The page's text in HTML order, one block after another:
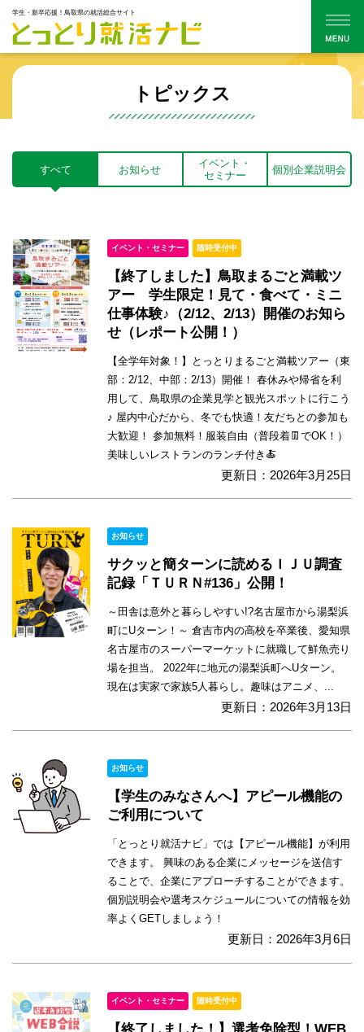
学生・新卒応援！鳥取県の就活総合サイト
トピックス
すべて お知らせ
イベント・
セミナー
個別企業説明会
イベント・セミナー 随時受付中
【終了しました】鳥取まるごと満載ツ
アー 学生限定！見て・食べて・ミニ
仕事体験♪（2/12、2/13）開催のお知ら
せ（レポート公開！）
【全学年対象！】とっとりまるごと満載ツアー（東
部：2/12、中部：2/13）開催！ 春休みや帰省を利
用して、鳥取県の企業見学と観光スポットに行こう
♪ 屋内中心だから、冬でも快適！友だちとの参加も
大歓迎！ 参加無料！服装自由（普段着👖でOK！）
美味しいレストランのランチ付き🍝
更新日：2026年3月25日
お知らせ
サクッと簡ターンに読めるＩＪＵ調査
記録「ＴＵＲＮ#136」公開！
～田舎は意外と暮らしやすい!?名古屋市から湯梨浜
町にUターン！～ 倉吉市内の高校を卒業後、愛知県
名古屋市のスーパーマーケットに就職して鮮魚売り
場を担当。 2022年に地元の湯梨浜町へUターン。
現在は実家で家族5人暮らし。趣味はアニメ、...
更新日：2026年3月13日
お知らせ
【学生のみなさんへ】アピール機能の
ご利用について
「とっとり就活ナビ」では【アピール機能】が利用
できます。 興味のある企業にメッセージを送信す
ることで、企業にアプローチすることができます。
個別説明会や選考スケジュールについての情報を効
率よくGETしましょう！
更新日：2026年3月6日
イベント・セミナー 随時受付中
【終了しました！】選考免除型！WEB